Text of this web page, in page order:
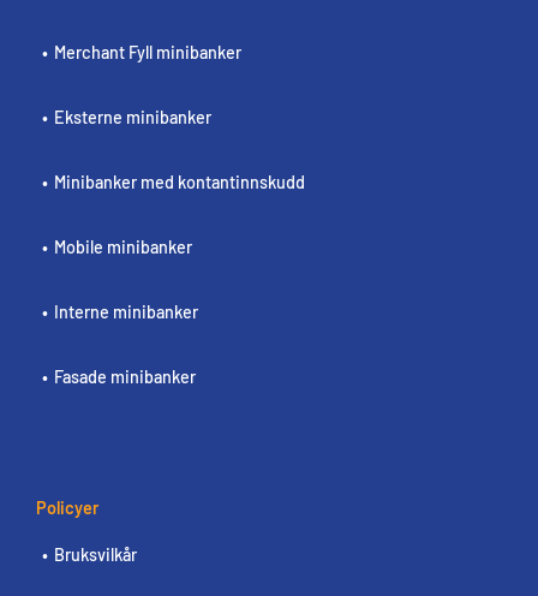
Merchant Fyll minibanker
Eksterne minibanker
Minibanker med kontantinnskudd
Mobile minibanker
Interne minibanker
Fasade minibanker
Policyer
Bruksvilkår